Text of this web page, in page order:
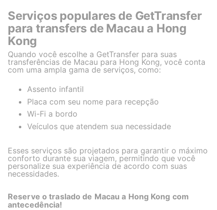
Serviços populares de GetTransfer
para transfers de Macau a Hong
Kong
Quando você escolhe a GetTransfer para suas
transferências de Macau para Hong Kong, você conta
com uma ampla gama de serviços, como:
Assento infantil
Placa com seu nome para recepção
Wi-Fi a bordo
Veículos que atendem sua necessidade
Esses serviços são projetados para garantir o máximo
conforto durante sua viagem, permitindo que você
personalize sua experiência de acordo com suas
necessidades.
Reserve o traslado de Macau a Hong Kong com
antecedência!